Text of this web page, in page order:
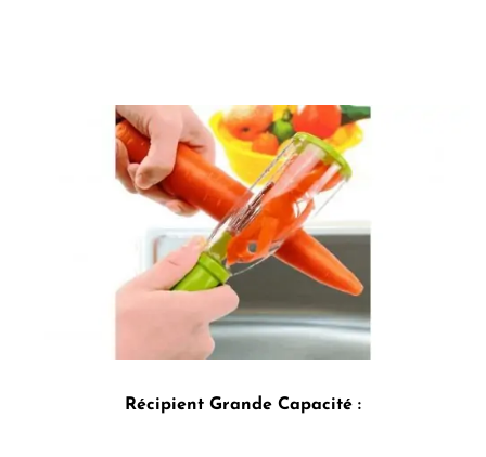
Récipient Grande Capacité :